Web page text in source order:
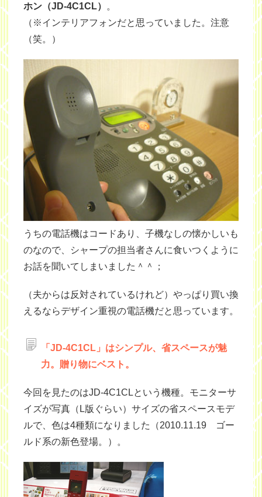
ホン（JD-4C1CL）
。
（※インテリアフォンだと思っていました。注意
（笑。）
うちの電話機はコードあり、子機なしの懐かしいも
のなので、シャープの担当者さんに食いつくように
お話を聞いてしまいました＾＾；
（夫からは反対されているけれど）やっぱり買い換
えるならデザイン重視の電話機だと思っています。
「JD-4C1CL」はシンプル、省スペースが魅
力。贈り物にベスト。
今回を見たのはJD-4C1CLという機種。モニターサ
イズが写真（L版ぐらい）サイズの省スペースモデ
ルで、色は4種類になりました（2010.11.19 ゴー
ルド系の新色登場。）。